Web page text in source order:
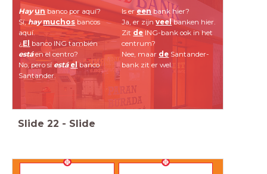
Hayun banco por aquí?
Sí,hay muchos bancos
aquí.
¿El banco ING también
estáen el centro?
No, pero síestá elbanco
Santander.
Is ereen bank hier?
Ja, er zijnveel banken hier.
Zitde ING-bank ook in het
centrum?
Nee, maar de Santander-
bank zit er wel.
Slide 22 - Slide